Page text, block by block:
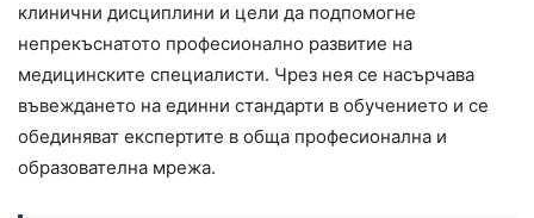
клинични дисциплини и цели да подпомогне
непрекъснатото професионално развитие на
медицинските специалисти. Чрез нея се насърчава
въвеждането на единни стандарти в обучението и се
обединяват експертите в обща професионална и
образователна мрежа.